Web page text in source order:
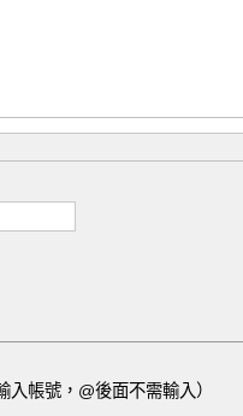
入帳號，@後面不需輸入）